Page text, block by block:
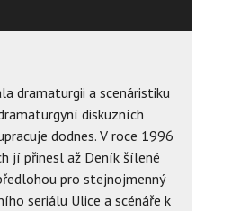
dramaturgii a scenáristiku
diskuzních
dodnes. V roce 1996
jí přinesl až Deník šílené
pro stejnojmenný
seriálu Ulice a scénáře k